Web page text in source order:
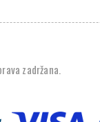
zadržana.